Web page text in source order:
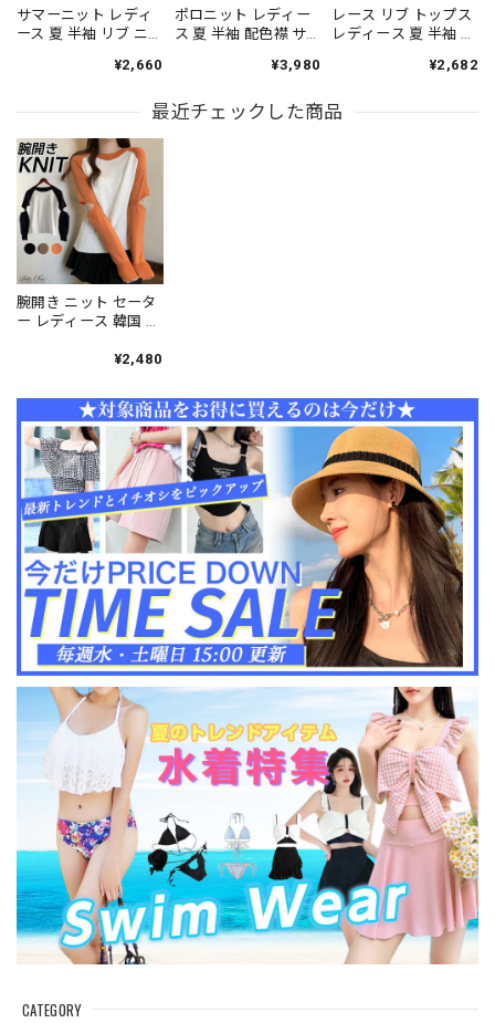
CATEGORY
サマーニット レディ
ース 夏 半袖 リブ ニ
ネック ゆったり 体型
無地 きれいめ 韓国 大
ジュアル 通勤 通学 着
回し プルオーバー
[LS-CGT136]
¥2,660
ポロニット レディー
ス 夏 半袖 配色襟 サ
ロシャツ フロントボ
ー風 きれいめ 韓国 プ
¥3,980
レース リブ トップス
レディース 夏 半袖 ヘ
レイヤード風 ドッキ
タイト 細身 細見え 着
¥2,682
最近チェックした商品
腕開き ニット セータ
ー レディース 韓国 春
大人 カジュアル 長袖
ト きれいめ 配色 ニッ
トソー 大人可愛い 大
人女子 [LS-CDT003]
¥2,480